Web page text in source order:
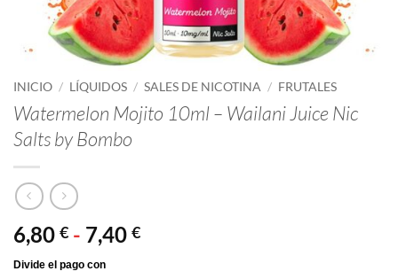
INICIO / LÍQUIDOS / SALES DE NICOTINA / FRUTALES
Watermelon Mojito 10ml – Wailani Juice Nic
Salts by Bombo
6,80 € - 7,40 €Rango